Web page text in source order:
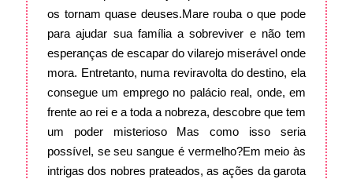
os tornam quase deuses.Mare rouba o que pode
para ajudar sua família a sobreviver e não tem
esperanças de escapar do vilarejo miserável onde
mora. Entretanto, numa reviravolta do destino, ela
consegue um emprego no palácio real, onde, em
frente ao rei e a toda a nobreza, descobre que tem
um poder misterioso Mas como isso seria
possível, se seu sangue é vermelho?Em meio às
intrigas dos nobres prateados, as ações da garota